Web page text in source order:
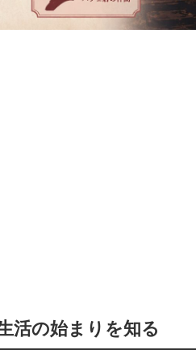
活の始まりを知る